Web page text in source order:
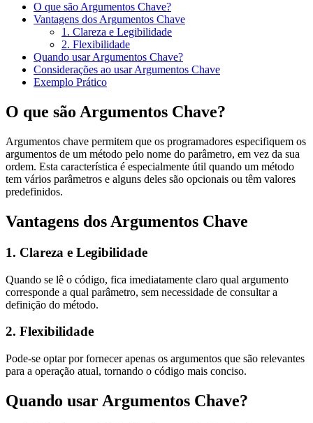
O que são Argumentos Chave?
Vantagens dos Argumentos Chave
1. Clareza e Legibilidade
2. Flexibilidade
Quando usar Argumentos Chave?
Considerações ao usar Argumentos Chave
Exemplo Prático
O que são Argumentos Chave?
Argumentos chave permitem que os programadores especifiquem os
argumentos de um método pelo nome do parâmetro, em vez da sua
ordem. Esta característica é especialmente útil quando um método
tem vários parâmetros e alguns deles são opcionais ou têm valores
predefinidos.
Vantagens dos Argumentos Chave
1. Clareza e Legibilidade
Quando se lê o código, fica imediatamente claro qual argumento
corresponde a qual parâmetro, sem necessidade de consultar a
definição do método.
2. Flexibilidade
Pode-se optar por fornecer apenas os argumentos que são relevantes
para a operação atual, tornando o código mais conciso.
Quando usar Argumentos Chave?